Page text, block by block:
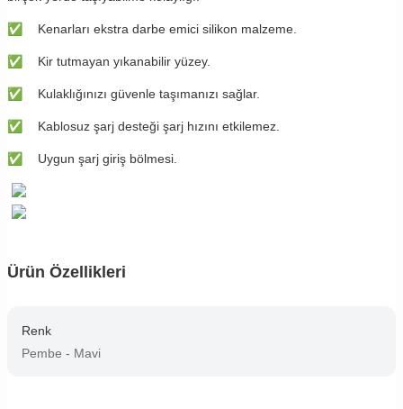
✅ Kenarları ekstra darbe emici silikon malzeme.
✅ Kir tutmayan yıkanabilir yüzey.
✅ Kulaklığınızı güvenle taşımanızı sağlar.
✅ Kablosuz şarj desteği şarj hızını etkilemez.
✅ Uygun şarj giriş bölmesi.
Ürün Özellikleri
Renk
Pembe - Mavi